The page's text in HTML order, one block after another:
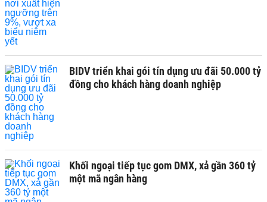
BIDV triển khai gói tín dụng ưu đãi 50.000 tỷ
đồng cho khách hàng doanh nghiệp
Khối ngoại tiếp tục gom DMX, xả gần 360 tỷ
một mã ngân hàng